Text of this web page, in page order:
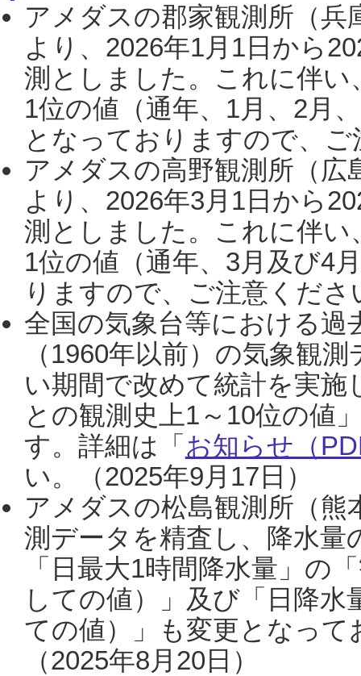
アメダスの郡家観測所（
より、2026年1月1日から
測としました。これに伴い
1位の値（通年、1月、2月
となっておりますので、
アメダスの高野観測所（
より、2026年3月1日から
測としました。これに伴い
1位の値（通年、3月及び4
りますので、ご注意くだ
全国の気象台等における過
（1960年以前）の気象観
い期間で改めて統計を実
との観測史上1～10位の値
す。詳細は「 お知らせ（
い。（2025年9月17日）
アメダスの松島観測所（熊
測データを精査し、降水
「日最大1時間降水量」の
しての値）」及び「日降
ての値）」も変更となっ
（2025年8月20日）